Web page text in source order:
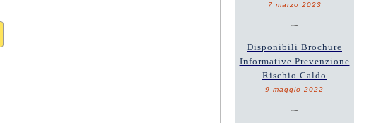
7 marzo 2023
~
Disponibili Brochure
Informative Prevenzione
Rischio Caldo
9 maggio 2022
~